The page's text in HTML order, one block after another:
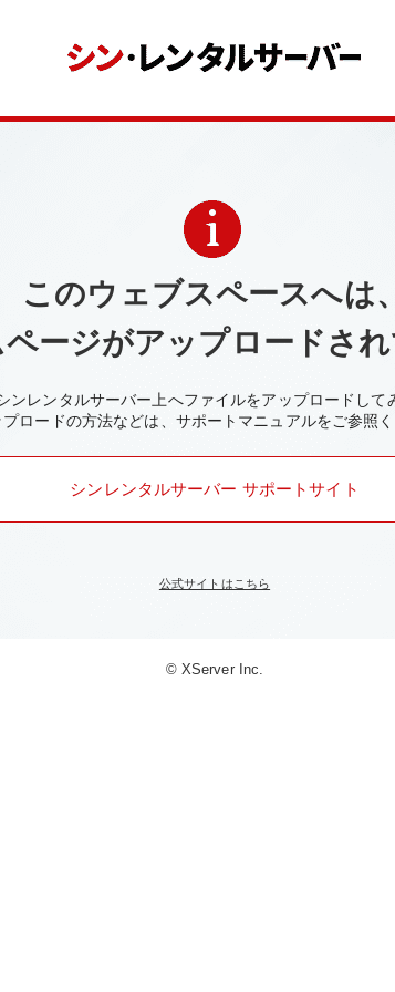
このウェブスペースへは、
ージがアップロードされ
ンレンタルサーバー上へファイルをアップロードして
プロードの方法などは、サポートマニュアルをご参照く
シンレンタルサーバー サポートサイト
公式サイトはこちら
© XServer Inc.